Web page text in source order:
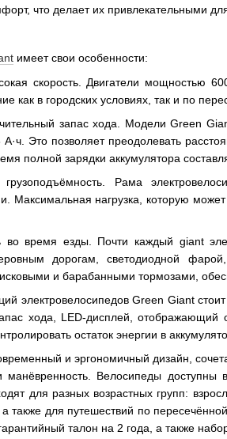
что делает их привлекательными
имеет свои особенности:
скорость. Двигатели мощностью
как в городских условиях, так и по
запас хода. Модели Green
Это позволяет преодолевать
полной зарядки аккумулятора
Рама
Максимальная нагрузка, которую
во время езды. Почти каждый giant
дорогам, светодиодной
и барабанными тормозами,
электровелосипедов Green Giant
хода, LED-дисплей,
остаток энергии в
и эргономичный дизайн,
манёвренность. Велосипеды
для разных возрастных групп:
также для путешествий по
талон на 2 года, а также